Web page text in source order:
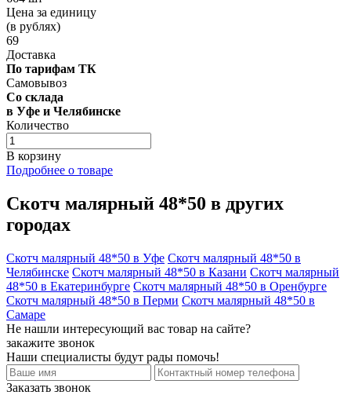
Цена за единицу
(в рублях)
69
Доставка
По тарифам ТК
Самовывоз
Со склада
в Уфе и Челябинске
Количество
В корзину
Подробнее о товаре
Скотч малярный 48*50 в других
городах
Скотч малярный 48*50 в Уфе Скотч малярный 48*50 в
Челябинске Скотч малярный 48*50 в Казани Скотч малярный
48*50 в Екатеринбурге Скотч малярный 48*50 в Оренбурге
Скотч малярный 48*50 в Перми Скотч малярный 48*50 в
Самаре
Не нашли интересующий вас товар на сайте?
закажите звонок
Наши специалисты будут рады помочь!
Заказать звонок